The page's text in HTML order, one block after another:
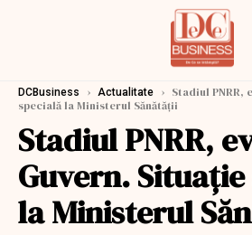
DCBusiness › Actualitate › Stadiul PNRR,
specială la Ministerul Sănătății
Stadiul PNRR,
Guvern.
la Ministerul